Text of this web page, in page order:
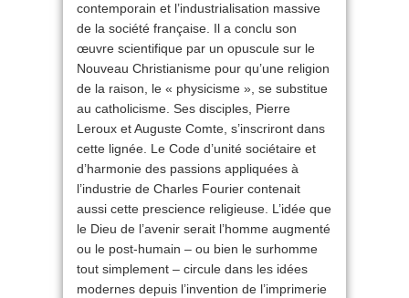
contemporain et l’industrialisation massive
de la société française. Il a conclu son
œuvre scientifique par un opuscule sur le
Nouveau Christianisme pour qu’une religion
de la raison, le « physicisme », se substitue
au catholicisme. Ses disciples, Pierre
Leroux et Auguste Comte, s’inscriront dans
cette lignée. Le Code d’unité sociétaire et
d’harmonie des passions appliquées à
l’industrie de Charles Fourier contenait
aussi cette prescience religieuse. L’idée que
le Dieu de l’avenir serait l’homme augmenté
ou le post-humain – ou bien le surhomme
tout simplement – circule dans les idées
modernes depuis l’invention de l’imprimerie